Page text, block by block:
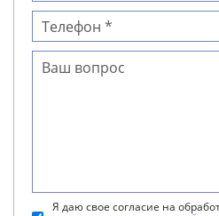
Я даю свое согласие на